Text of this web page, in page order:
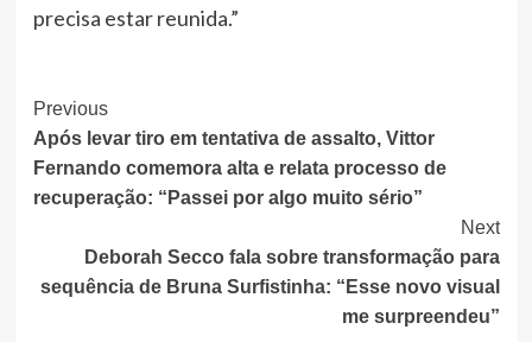
precisa estar reunida.”
Post
Navigation
Previous
Após levar tiro em tentativa de assalto, Vittor
Fernando comemora alta e relata processo de
recuperação: “Passei por algo muito sério”
Next
Deborah Secco fala sobre transformação para
sequência de Bruna Surfistinha: “Esse novo visual
me surpreendeu”